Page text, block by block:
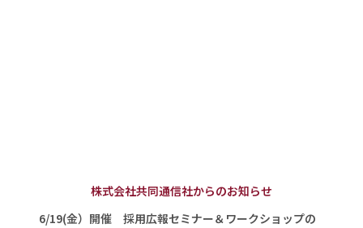
株式会社共同通信社からのお知らせ
6/19(金）開催 採用広報セミナー＆ワークショップの